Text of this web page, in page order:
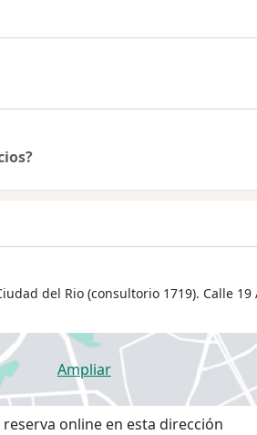
del Rio (consultorio 1719). Calle 19
Ampliarse abre en una nueva
online en esta dirección